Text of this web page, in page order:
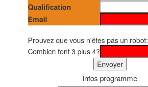
Qualification
Email
Prouvez que vous n'êtes pas un robot:
Combien font 3 plus 4?
Infos programme